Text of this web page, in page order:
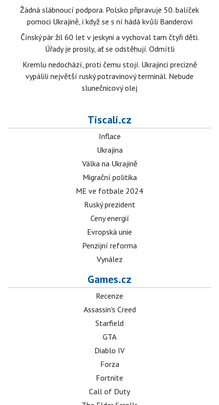
Žádná slábnoucí podpora. Polsko připravuje 50. balíček
pomoci Ukrajině, i když se s ní hádá kvůli Banderovi
Čínský pár žil 60 let v jeskyni a vychoval tam čtyři děti.
Úřady je prosily, ať se odstěhují. Odmítli
Kremlu nedochází, proti čemu stojí. Ukrajinci precizně
vypálili největší ruský potravinový terminál. Nebude
slunečnicový olej
Tiscali.cz
Inflace
Ukrajina
Válka na Ukrajině
Migrační politika
ME ve fotbale 2024
Ruský prezident
Ceny energií
Evropská unie
Penzijní reforma
Vynález
Games.cz
Recenze
Assassin's Creed
Starfield
GTA
Diablo IV
Forza
Fortnite
Call of Duty